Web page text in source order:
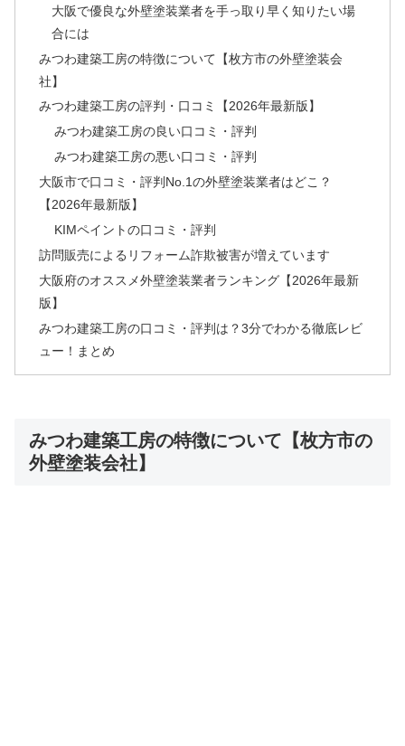
大阪で優良な外壁塗装業者を手っ取り早く知りたい場
合には
みつわ建築工房の特徴について【枚方市の外壁塗装会
社】
みつわ建築工房の評判・口コミ【2026年最新版】
みつわ建築工房の良い口コミ・評判
みつわ建築工房の悪い口コミ・評判
大阪市で口コミ・評判No.1の外壁塗装業者はどこ？
【2026年最新版】
KIMペイントの口コミ・評判
訪問販売によるリフォーム詐欺被害が増えています
大阪府のオススメ外壁塗装業者ランキング【2026年最新
版】
みつわ建築工房の口コミ・評判は？3分でわかる徹底レビ
ュー！まとめ
みつわ建築工房の特徴について【枚方市の
外壁塗装会社】